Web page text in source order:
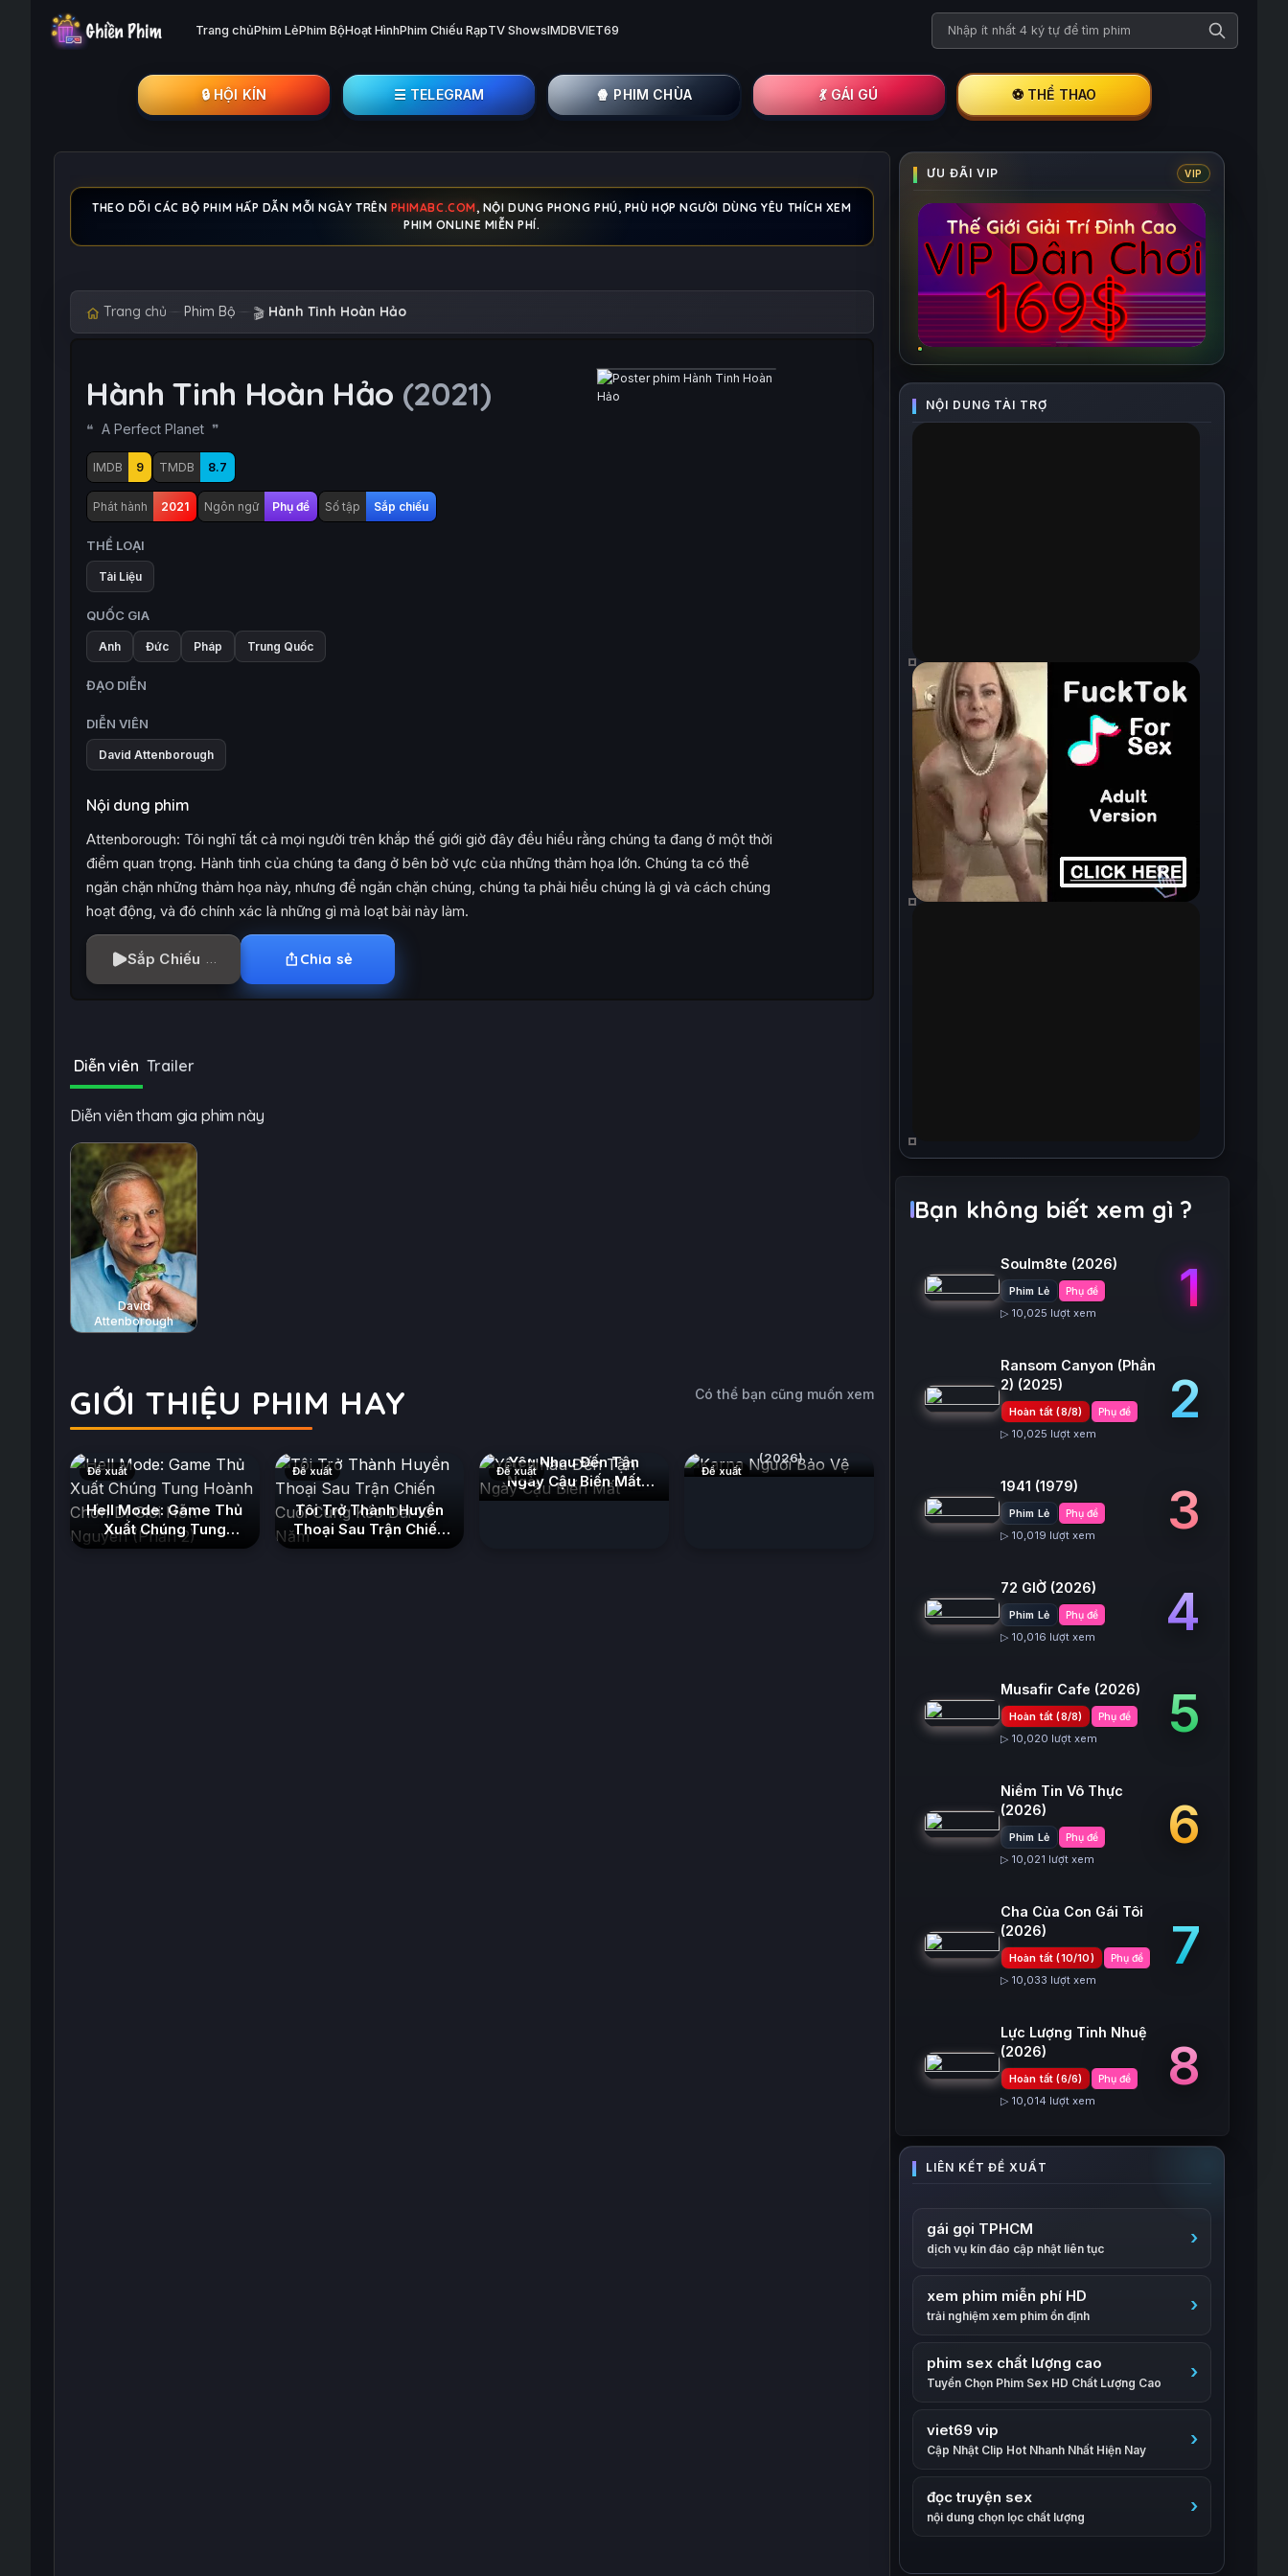
Trang chủPhim LẻPhim BộHoạt HìnhPhim Chiếu RạpTV ShowsIMDBVIET69 Tìm kiếm phim
🔒︎ HỘI KÍN ☰ TELEGRAM 🍿 PHIM CHÙA 💃 GÁI GÚ ⚽ THỂ THAO
THEO DÕI CÁC BỘ PHIM HẤP DẪN MỖI NGÀY TRÊN PHIMABC.COM, NỘI DUNG PHONG PHÚ, PHÙ HỢP NGƯỜI DÙNG YÊU THÍCH XEM
PHIM ONLINE MIỄN PHÍ.
Trang chủ Phim Bộ 🎬 Hành Tinh Hoàn Hảo
Hành Tinh Hoàn Hảo (2021)
A Perfect Planet
IMDB 9 TMDB 8.7
Phát hành 2021 Ngôn ngữ Phụ đề Số tập Sắp chiếu
THỂ LOẠI
Tài Liệu
QUỐC GIA
Anh Đức Pháp Trung Quốc
ĐẠO DIỄN
DIỄN VIÊN
David Attenborough
Nội dung phim
Attenborough: Tôi nghĩ tất cả mọi người trên khắp thế giới giờ đây đều hiểu rằng chúng ta đang ở một thời
điểm quan trọng. Hành tinh của chúng ta đang ở bên bờ vực của những thảm họa lớn. Chúng ta có thể
ngăn chặn những thảm họa này, nhưng để ngăn chặn chúng, chúng ta phải hiểu chúng là gì và cách chúng
hoạt động, và đó chính xác là những gì mà loạt bài này làm.
Sắp Chiếu Chia sẻ
Diễn viên Trailer
Diễn viên tham gia phim này
David
Attenborough
GIỚI THIỆU PHIM HAY Có thể bạn cũng muốn xem
Đề xuất
Hell Mode: Game Thủ
Xuất Chúng Tung
Hoành Chốn Dị Giới
Đề xuất
Tôi Trở Thành Huyền
Thoại Sau Trận Chiến
Cuối Cùng Kéo Dài 10
Đề xuất
Yêu Nhau Đến Tận
Ngày Cậu Biến Mất
(2026)
Đề xuất
(2026)
Bạn không biết xem gì ?
Soulm8te (2026)
Phim Lẻ Phụ đề
▷ 10,025 lượt xem 1
Ransom Canyon (Phần
2) (2025)
Hoàn tất (8/8) Phụ đề
▷ 10,025 lượt xem
2
1941 (1979)
Phim Lẻ Phụ đề
▷ 10,019 lượt xem 3
72 GIỜ (2026)
Phim Lẻ Phụ đề
▷ 10,016 lượt xem 4
Musafir Cafe (2026)
Hoàn tất (8/8) Phụ đề
▷ 10,020 lượt xem 5
Niềm Tin Vô Thực
(2026)
Phim Lẻ Phụ đề
▷ 10,021 lượt xem
6
Cha Của Con Gái Tôi
(2026)
Hoàn tất (10/10) Phụ đề
▷ 10,033 lượt xem
7
Lực Lượng Tinh Nhuệ
(2026)
Hoàn tất (6/6) Phụ đề
▷ 10,014 lượt xem
8
gái gọi TPHCM
dịch vụ kín đáo cập nhật liên tục
xem phim miễn phí HD
trải nghiệm xem phim ổn định
phim sex chất lượng cao
Tuyển Chọn Phim Sex HD Chất Lượng Cao
viet69 vip
Cập Nhật Clip Hot Nhanh Nhất Hiện Nay
đọc truyện sex
nội dung chọn lọc chất lượng